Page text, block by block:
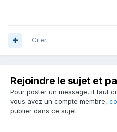
Citer
Rejoindre le sujet et
Pour poster un message, il faut
vous avez un compte membre,
publier dans ce sujet.